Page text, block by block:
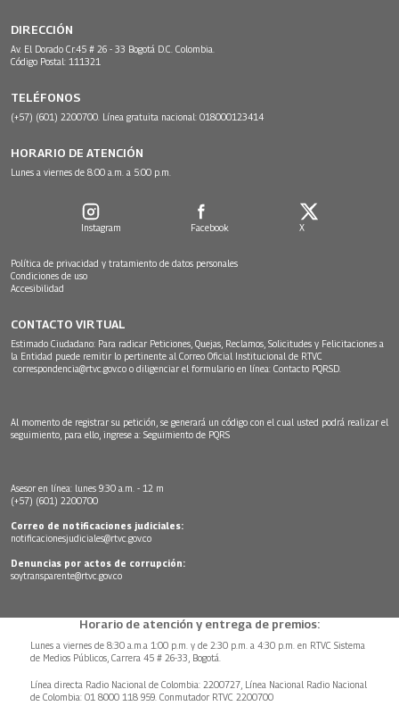
DIRECCIÓN
Av. El Dorado Cr.45 # 26 - 33 Bogotá D.C. Colombia.
Código Postal: 111321
TELÉFONOS
(+57) (601) 2200700. Línea gratuita nacional: 018000123414
HORARIO DE ATENCIÓN
Lunes a viernes de 8:00 a.m. a 5:00 p.m.
Instagram Facebook X
Política de privacidad y tratamiento de datos personales
Condiciones de uso
Accesibilidad
CONTACTO VIRTUAL
Estimado Ciudadano: Para radicar Peticiones, Quejas, Reclamos, Solicitudes y Felicitaciones a
la Entidad puede remitir lo pertinente al Correo Oficial Institucional de RTVC
correspondencia@rtvc.gov.co o diligenciar el formulario en línea: Contacto PQRSD.
Al momento de registrar su petición, se generará un código con el cual usted podrá realizar el
seguimiento, para ello, ingrese a: Seguimiento de PQRS
Asesor en línea: lunes 9:30 a.m. - 12 m
(+57) (601) 2200700
Correo de notificaciones judiciales:
notificacionesjudiciales@rtvc.gov.co
Denuncias por actos de corrupción:
soytransparente@rtvc.gov.co
Horario de atención y entrega de premios:
Lunes a viernes de 8:30 a.m.a 1:00 p.m. y de 2:30 p.m. a 4:30 p.m. en RTVC Sistema
de Medios Públicos, Carrera 45 # 26-33, Bogotá.
Línea directa Radio Nacional de Colombia: 2200727, Línea Nacional Radio Nacional
de Colombia: 01 8000 118 959. Conmutador RTVC 2200700